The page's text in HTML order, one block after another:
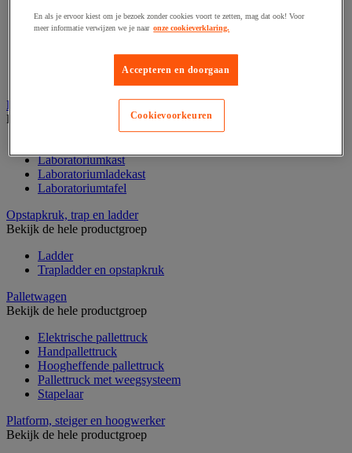
Accessoires voor ventilatiesysteem
Afzuigkap en -bak
Koppeling en verluchtingskoker
Laboratoriummeubilair
Bekijk de hele productgroep
Laboratoriumkast
Laboratoriumladekast
Laboratoriumtafel
Opstapkruk, trap en ladder
Bekijk de hele productgroep
Ladder
Trapladder en opstapkruk
Palletwagen
Bekijk de hele productgroep
Elektrische pallettruck
Handpallettruck
Hoogheffende pallettruck
Pallettruck met weegsysteem
Stapelaar
Platform, steiger en hoogwerker
Bekijk de hele productgroep
En als je ervoor kiest om je bezoek zonder cookies voort te zetten, mag dat ook! Voor
meer informatie verwijzen we je naar onze cookieverklaring.
Accepteren en doorgaan
Cookievoorkeuren